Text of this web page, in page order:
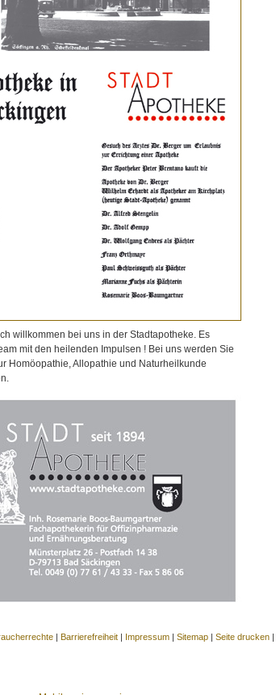
willkommen bei uns in der Stadtapotheke. Es
mit den heilenden Impulsen ! Bei uns werden Sie
Homöopathie, Allopathie und Naturheilkunde
| Barrierefreiheit | Impressum | Sitemap | Seite drucken |